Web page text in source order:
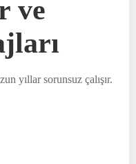
ve
yıllar sorunsuz çalışır.